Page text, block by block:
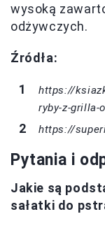
wysoką
odżywczych.
Źródła:
https://
ryby-z-grilla-
https://
Pytania i
Jakie są
sałatki do